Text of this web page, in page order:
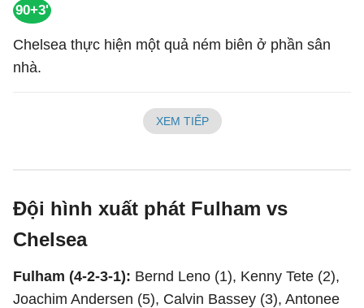
90+3'
Chelsea thực hiện một quả ném biên ở phần sân
nhà.
XEM TIẾP
Đội hình xuất phát Fulham vs
Chelsea
Fulham (4-2-3-1): Bernd Leno (1), Kenny Tete (2),
Joachim Andersen (5), Calvin Bassey (3), Antonee